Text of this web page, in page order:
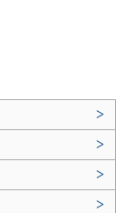
>
>
>
>